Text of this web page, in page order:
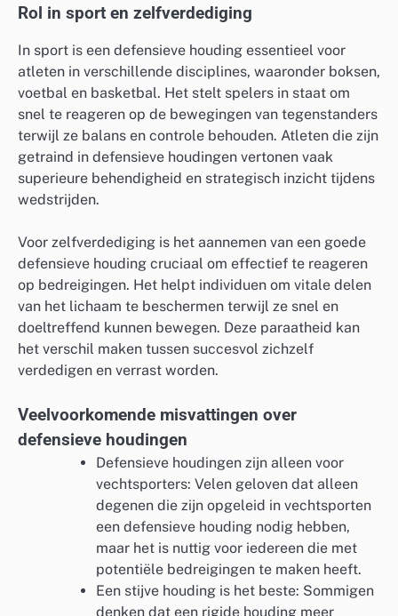
Rol in sport en zelfverdediging
In sport is een defensieve houding essentieel voor
atleten in verschillende disciplines, waaronder boksen,
voetbal en basketbal. Het stelt spelers in staat om
snel te reageren op de bewegingen van tegenstanders
terwijl ze balans en controle behouden. Atleten die zijn
getraind in defensieve houdingen vertonen vaak
superieure behendigheid en strategisch inzicht tijdens
wedstrijden.
Voor zelfverdediging is het aannemen van een goede
defensieve houding cruciaal om effectief te reageren
op bedreigingen. Het helpt individuen om vitale delen
van het lichaam te beschermen terwijl ze snel en
doeltreffend kunnen bewegen. Deze paraatheid kan
het verschil maken tussen succesvol zichzelf
verdedigen en verrast worden.
Veelvoorkomende misvattingen over
defensieve houdingen
Defensieve houdingen zijn alleen voor
vechtsporters: Velen geloven dat alleen
degenen die zijn opgeleid in vechtsporten
een defensieve houding nodig hebben,
maar het is nuttig voor iedereen die met
potentiële bedreigingen te maken heeft.
Een stijve houding is het beste: Sommigen
denken dat een rigide houding meer